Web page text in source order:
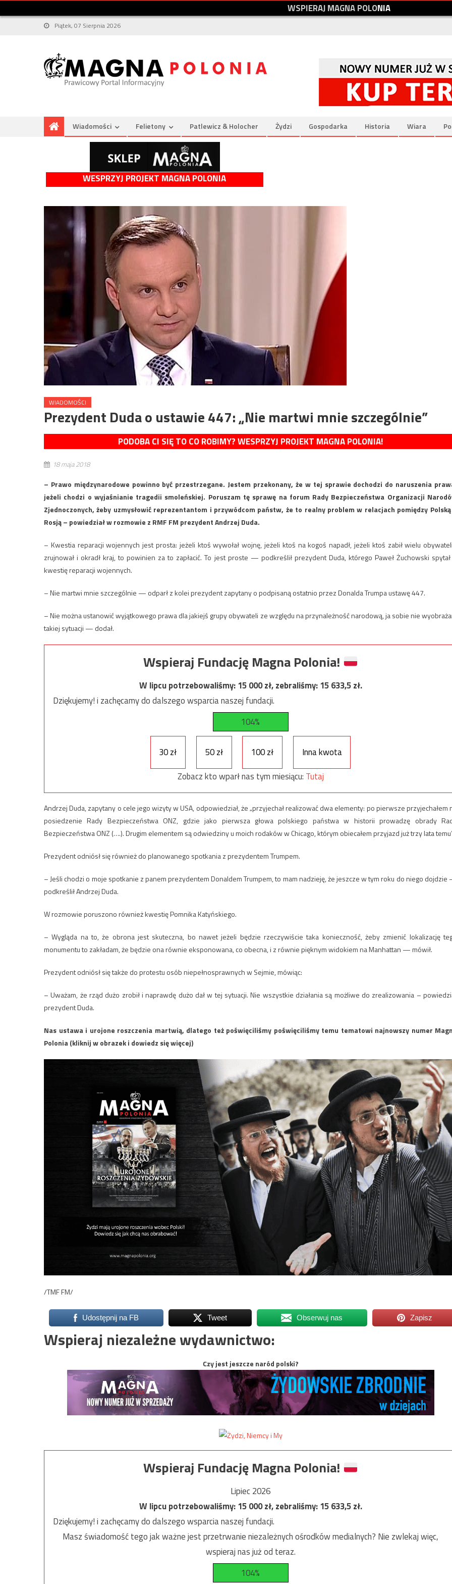
WSPIERAJMAGNAPOLONIA
Piątek, 07 Sierpnia 2026
Wiadomości Felietony Patlewicz & Holocher Żydzi Gospodarka Historia Wiara
WESPRZYJ PROJEKT MAGNA POLONIA
WIADOMOŚCI
Prezydent Duda o ustawie 447: „Nie martwi mnie szczególnie”
PODOBA CI SIĘ TO CO ROBIMY? WESPRZYJ PROJEKT MAGNA POLONIA!
18 maja 2018
– Prawo międzynarodowe powinno być przestrzegane. Jestem przekonany, że w tej sprawie dochodzi do naruszenia
jeżeli chodzi o wyjaśnianie tragedii smoleńskiej. Poruszam tę sprawę na forum Rady Bezpieczeństwa Organizacji
Zjednoczonych, żeby uzmysłowić reprezentantom i przywódcom państw, że to realny problem w relacjach pomiędzy
Rosją – powiedział w rozmowie z RMF FM prezydent Andrzej Duda.
– Kwestia reparacji wojennych jest prosta: jeżeli ktoś wywołał wojnę, jeżeli ktoś na kogoś napadł, jeżeli ktoś zabił wielu
zrujnował i okradł kraj, to powinien za to zapłacić. To jest proste — podkreślił prezydent Duda, którego Paweł Żuchowski
kwestię reparacji wojennych.
– Nie martwi mnie szczególnie — odparł z kolei prezydent zapytany o podpisaną ostatnio przez Donalda Trumpa ustawę 447.
– Nie można ustanowić wyjątkowego prawa dla jakiejś grupy obywateli ze względu na przynależność narodową, ja sobie nie
takiej sytuacji — dodał.
Wspieraj Fundację Magna Polonia!
W lipcu potrzebowaliśmy:15 000zł, zebraliśmy:15 633,5zł.
Dziękujemy! i zachęcamy do dalszego wsparcia naszej fundacji.
104%
30 zł 50 zł 100 zł
Inna kwota
Zobacz kto wparł nas tym miesiącu: Tutaj
Andrzej Duda, zapytany o cele jego wizyty w USA, odpowiedział, że „przyjechał realizować dwa elementy: po pierwsze przyjechałem
posiedzenie Rady Bezpieczeństwa ONZ, gdzie jako pierwsza głowa polskiego państwa w historii prowadzę obrady
Bezpieczeństwa ONZ (….). Drugim elementem są odwiedziny u moich rodaków w Chicago, którym obiecałem przyjazd już trzy lata
Prezydent odniósł się również do planowanego spotkania z prezydentem Trumpem.
– Jeśli chodzi o moje spotkanie z panem prezydentem Donaldem Trumpem, to mam nadzieję, że jeszcze w tym roku do niego
podkreślił Andrzej Duda.
W rozmowie poruszono również kwestię Pomnika Katyńskiego.
– Wygląda na to, że obrona jest skuteczna, bo nawet jeżeli będzie rzeczywiście taka konieczność, żeby zmienić lokalizację
monumentu to zakładam, że będzie ona równie eksponowana, co obecna, i z równie pięknym widokiem na Manhattan — mówił.
Prezydent odniósł się także do protestu osób niepełnosprawnych w Sejmie, mówiąc:
– Uważam, że rząd dużo zrobił i naprawdę dużo dał w tej sytuacji. Nie wszystkie działania są możliwe do zrealizowania –
prezydent Duda.
Nas ustawa i urojone roszczenia martwią, dlatego też poświęciliśmy poświęciliśmy temu tematowi najnowszy numer
Polonia (kliknij w obrazek i dowiedz się więcej)
/TMF FM/
Udostępnij na FB Tweet Obserwuj nas Zapisz
Wspieraj niezależne wydawnictwo:
Czy jest jeszcze naród polski?
Wspieraj Fundację Magna Polonia!
Lipiec 2026
W lipcu potrzebowaliśmy:15 000zł, zebraliśmy:15 633,5zł.
Dziękujemy! i zachęcamy do dalszego wsparcia naszej fundacji.
Masz świadomość tego jak ważne jest przetrwanie niezależnych ośrodków medialnych? Nie zwlekaj więc,
wspieraj nas już od teraz.
104%